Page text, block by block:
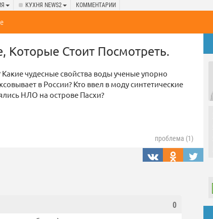
КУХНЯ NEWS2 КОММЕНТАРИИ
Которые Стоит Посмотреть.
чудесные свойства воды ученые упорно
в России? Кто ввел в моду синтетические
НЛО на острове Пасхи?
проблема (1)
0